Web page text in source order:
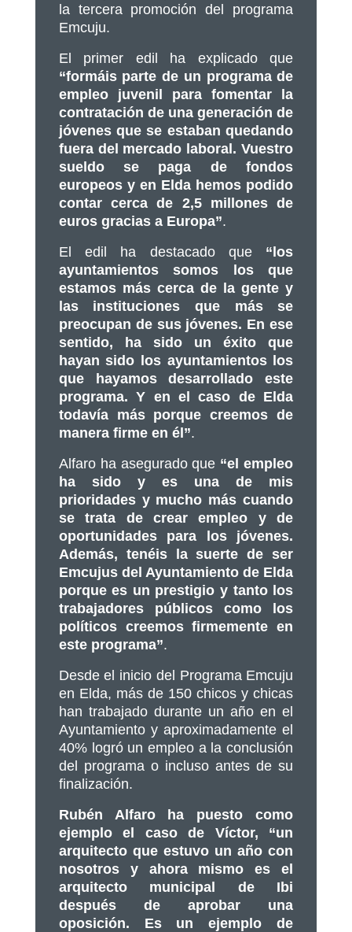
la tercera promoción del programa
Emcuju.
El primer edil ha explicado que
“formáis parte de un programa de
empleo juvenil para fomentar la
contratación de una generación de
jóvenes que se estaban quedando
fuera del mercado laboral. Vuestro
sueldo se paga de fondos
europeos y en Elda hemos podido
contar cerca de 2,5 millones de
euros gracias a Europa”.
El edil ha destacado que “los
ayuntamientos somos los que
estamos más cerca de la gente y
las instituciones que más se
preocupan de sus jóvenes. En ese
sentido, ha sido un éxito que
hayan sido los ayuntamientos los
que hayamos desarrollado este
programa. Y en el caso de Elda
todavía más porque creemos de
manera firme en él”.
Alfaro ha asegurado que “el empleo
ha sido y es una de mis
prioridades y mucho más cuando
se trata de crear empleo y de
oportunidades para los jóvenes.
Además, tenéis la suerte de ser
Emcujus del Ayuntamiento de Elda
porque es un prestigio y tanto los
trabajadores públicos como los
políticos creemos firmemente en
este programa”.
Desde el inicio del Programa Emcuju
en Elda, más de 150 chicos y chicas
han trabajado durante un año en el
Ayuntamiento y aproximadamente el
40% logró un empleo a la conclusión
del programa o incluso antes de su
finalización.
Rubén Alfaro ha puesto como
ejemplo el caso de Víctor, “un
arquitecto que estuvo un año con
nosotros y ahora mismo es el
arquitecto municipal de Ibi
después de aprobar una
oposición. Es un ejemplo de